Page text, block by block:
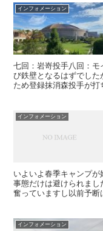
インフォメーション
七回：岩嵜投手八回：
び鉄壁となるはずでし
ため登録抹消森投手が
日はモイネロ投手が調
インフォメーション
いよいよ春季キャンプが
事態だけは避けられま
奮っていますし以前予
って方は今一度下記に
インフォメーション